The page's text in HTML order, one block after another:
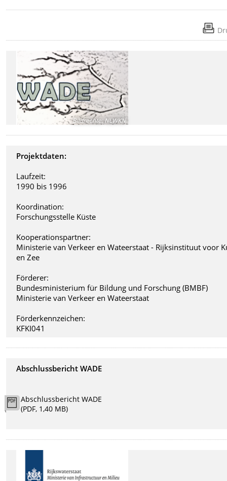
Bildrechte:NLWKN
Projektdaten:
Laufzeit:
1990 bis 1996
Koordination:
Forschungsstelle Küste
Kooperationspartner:
Ministerie van Verkeer en Wateerstaat - Rijksinstituut voor
en Zee
Förderer:
Bundesministerium für Bildung und Forschung (BMBF)
Ministerie van Verkeer en Wateerstaat
Förderkennzeichen:
KFKI041
Abschlussbericht WADE
Abschlussbericht WADE
(PDF, 1,40 MB)